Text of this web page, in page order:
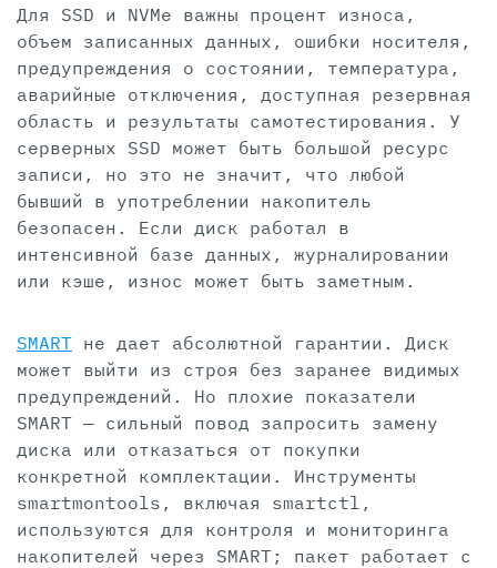
Для SSD и NVMe важны процент износа,
объем записанных данных, ошибки носителя,
предупреждения о состоянии, температура,
аварийные отключения, доступная резервная
область и результаты самотестирования. У
серверных SSD может быть большой ресурс
записи, но это не значит, что любой
бывший в употреблении накопитель
безопасен. Если диск работал в
интенсивной базе данных, журналировании
или кэше, износ может быть заметным.
SMART не дает абсолютной гарантии. Диск
может выйти из строя без заранее видимых
предупреждений. Но плохие показатели
SMART — сильный повод запросить замену
диска или отказаться от покупки
конкретной комплектации. Инструменты
smartmontools, включая smartctl,
используются для контроля и мониторинга
накопителей через SMART; пакет работает с